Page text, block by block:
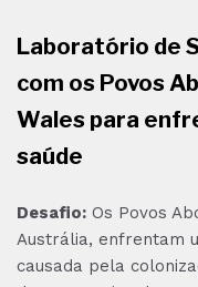
Laboratório de
com os Povos
Wales para
saúde
Desafio: Os Povos
Austrália, enfrentam
causada pela